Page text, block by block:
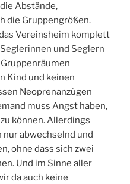
Abstände,
die Gruppengrößen.
Vereinsheim komplett
und Seglern
Kind und keinen
Neoprenanzügen
muss Angst haben,
können. Allerdings
abwechselnd und
ohne dass sich zwei
Und im Sinne aller
da auch keine